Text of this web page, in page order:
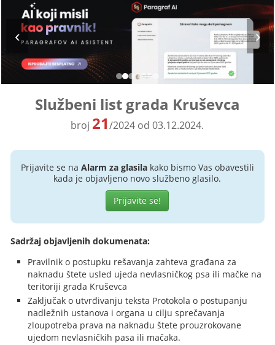
Službeni list grada Kruševca
broj 21/2024 od 03.12.2024.
Prijavite se na Alarm za glasilakako bismo Vas obavestili
kada je objavljeno novo službeno glasilo.
Prijavite se!
Sadržaj objavljenih dokumenata:
Pravilnik o postupku rešavanja zahteva građana za
naknadu štete usled ujeda nevlasničkog psa ili mačke na
teritoriji grada Kruševca
Zaključak o utvrđivanju teksta Protokola o postupanju
nadležnih ustanova i organa u cilju sprečavanja
zloupotreba prava na naknadu štete prouzrokovane
ujedom nevlasničkih pasa ili mačaka.